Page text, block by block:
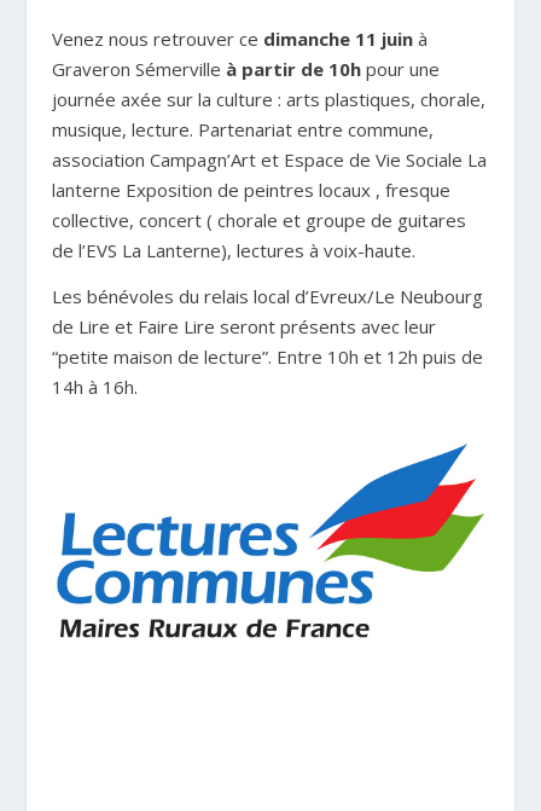
Venez nous retrouver ce dimanche 11 juinà
Graveron Sémerville à partir de 10hpour une
journée axée sur la culture : arts plastiques, chorale,
musique, lecture. Partenariat entre commune,
association Campagn’Art et Espace de Vie Sociale La
lanterne Exposition de peintres locaux , fresque
collective, concert ( chorale et groupe de guitares
de l’EVS La Lanterne), lectures à voix-haute.
Les bénévoles du relais local d’Evreux/Le Neubourg
de Lire et Faire Lire seront présents avec leur
“petite maison de lecture”. Entre 10h et 12h puis de
14h à 16h.